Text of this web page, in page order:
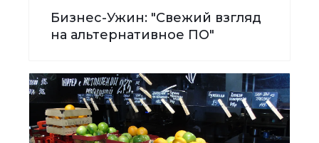
Бизнес-Ужин: "Свежий взгляд
на альтернативное ПО"